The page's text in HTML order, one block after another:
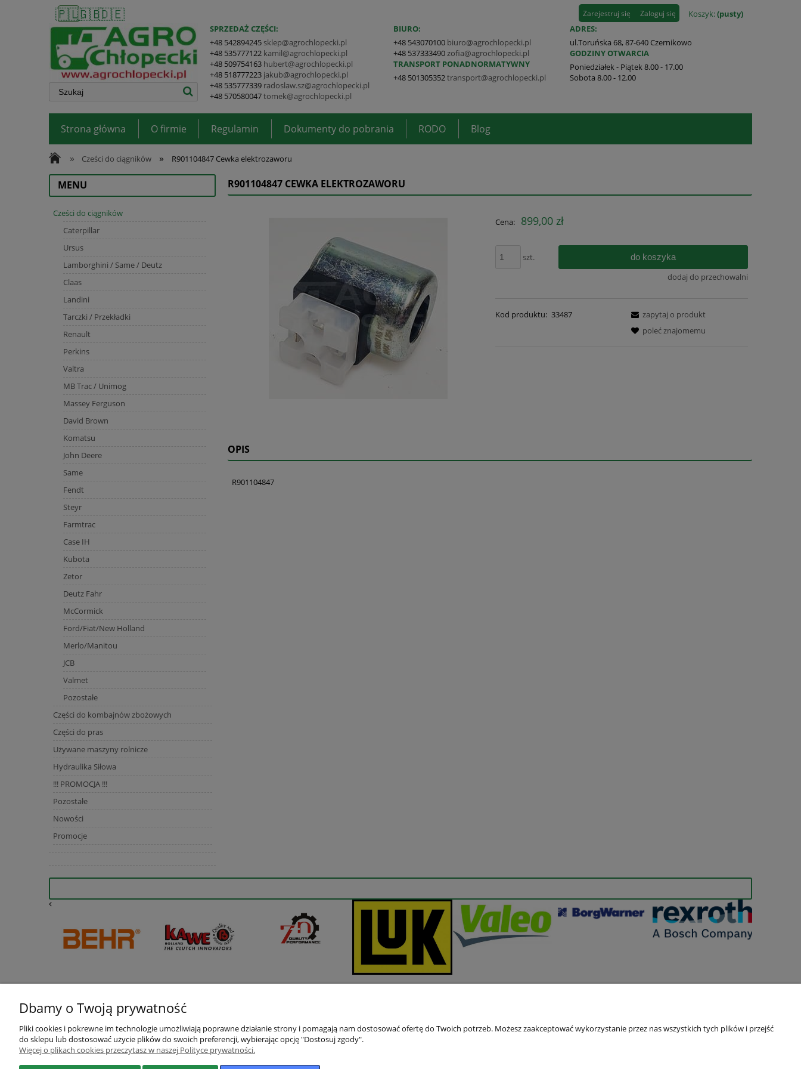
🇵🇱🇬🇧🇩🇪 Koszyk:(pusty)
Zarejestruj się Zaloguj się
SPRZEDAŻ CZĘŚCI:
+48 542894245 sklep@agrochlopecki.pl
+48 535777122 kamil@agrochlopecki.pl
+48 509754163 hubert@agrochlopecki.pl
+48 518777223 jakub@agrochlopecki.pl
+48 535777339 radoslaw.sz@agrochlopecki.pl
+48 570580047tomek@agrochlopecki.pl
BIURO:
+48 543070100 biuro@agrochlopecki.pl
+48 537333490 zofia@agrochlopecki.pl
TRANSPORT PONADNORMATYWNY
+48 501305352transport@agrochlopecki.pl
ADRES:
ul.Toruńska 68, 87-640 Czernikowo
GODZINY OTWARCIA
Poniedziałek - Piątek 8.00 - 17.00
Sobota 8.00 - 12.00
Strona główna O firmie Regulamin Dokumenty do pobrania RODO Blog
» Cześci do ciągników » R901104847 Cewka elektrozaworu
MENU
Cześci do ciągników
Caterpillar
Ursus
Lamborghini / Same / Deutz
Claas
Landini
Tarczki / Przekładki
Renault
Perkins
Valtra
MB Trac / Unimog
Massey Ferguson
David Brown
Komatsu
John Deere
Same
Fendt
Steyr
Farmtrac
Case IH
Kubota
Zetor
Deutz Fahr
McCormick
Ford/Fiat/New Holland
Merlo/Manitou
JCB
Valmet
Pozostałe
Części do kombajnów zbożowych
Części do pras
Używane maszyny rolnicze
Hydraulika Siłowa
!!! PROMOCJA !!!
Pozostałe
Nowości
Promocje
R901104847 CEWKA ELEKTROZAWORU
Cena: 899,00 zł
szt. do koszyka
dodaj do przechowalni
Kod produktu: 33487
zapytaj o produkt
poleć znajomemu
OPIS
R901104847
Pomoc
Moje konto
Dbamy o Twoją prywatność
Pliki cookies i pokrewne im technologie umożliwiają poprawne działanie strony i pomagają nam dostosować ofertę do Twoich potrzeb. Możesz zaakceptować wykorzystanie przez nas wszystkich tych plików i przejść
do sklepu lub dostosować użycie plików do swoich preferencji, wybierając opcję "Dostosuj zgody".
Więcej o plikach cookies przeczytasz w naszej Polityce prywatności.